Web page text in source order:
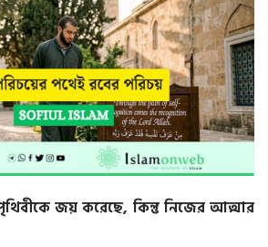
জয় করেছে, কিন্তু নিজের আত্মার